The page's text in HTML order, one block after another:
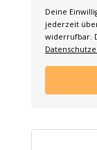
Deine
jederzeit
widerrufbar.